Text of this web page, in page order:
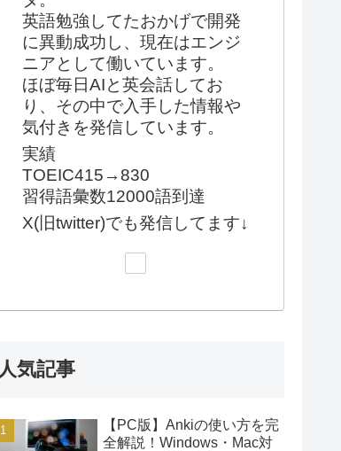
英語勉強してたおかげで開発
に異動成功し、現在はエンジ
ニアとして働いています。
ほぼ毎日AIと英会話してお
り、その中で入手した情報や
気付きを発信しています。
実績
TOEIC415→830
習得語彙数12000語到達
X(旧twitter)でも発信してます↓
人気記事
【PC版】Ankiの使い方を完
全解説！Windows・Mac対